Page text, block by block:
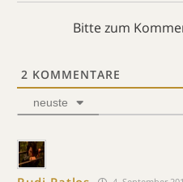
Bitte zum
2 KOMMENTARE
neuste